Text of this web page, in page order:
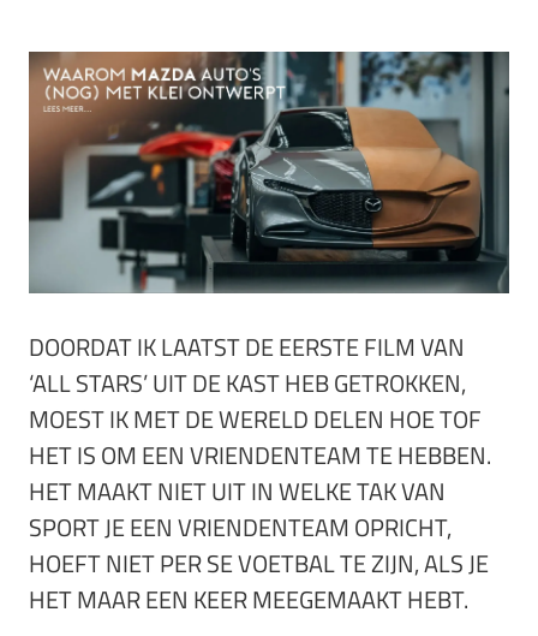
DOORDAT IK LAATST DE EERSTE FILM VAN
‘ALL STARS’ UIT DE KAST HEB GETROKKEN,
MOEST IK MET DE WERELD DELEN HOE TOF
HET IS OM EEN VRIENDENTEAM TE HEBBEN.
HET MAAKT NIET UIT IN WELKE TAK VAN
SPORT JE EEN VRIENDENTEAM OPRICHT,
HOEFT NIET PER SE VOETBAL TE ZIJN, ALS JE
HET MAAR EEN KEER MEEGEMAAKT HEBT.